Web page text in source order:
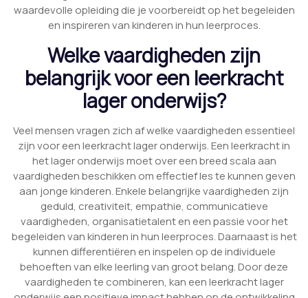
waardevolle opleiding die je voorbereidt op het begeleiden
en inspireren van kinderen in hun leerproces.
Welke vaardigheden zijn
belangrijk voor een leerkracht
lager onderwijs?
Veel mensen vragen zich af welke vaardigheden essentieel
zijn voor een leerkracht lager onderwijs. Een leerkracht in
het lager onderwijs moet over een breed scala aan
vaardigheden beschikken om effectief les te kunnen geven
aan jonge kinderen. Enkele belangrijke vaardigheden zijn
geduld, creativiteit, empathie, communicatieve
vaardigheden, organisatietalent en een passie voor het
begeleiden van kinderen in hun leerproces. Daarnaast is het
kunnen differentiëren en inspelen op de individuele
behoeften van elke leerling van groot belang. Door deze
vaardigheden te combineren, kan een leerkracht lager